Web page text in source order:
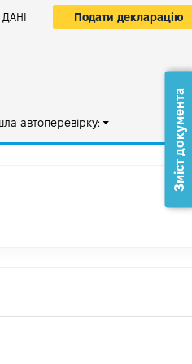
Подати декларацію
автоперевірку: Зміст документа